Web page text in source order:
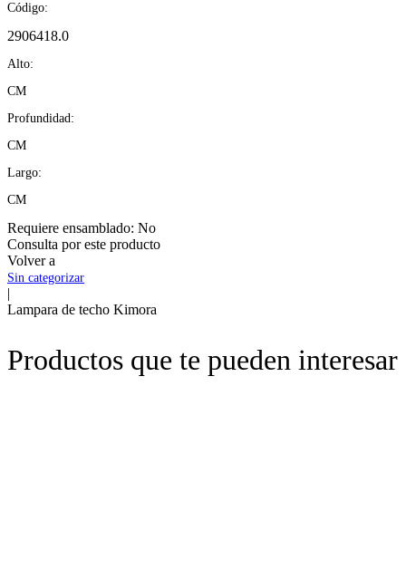
Código:
2906418.0
Alto:
CM
Profundidad:
CM
Largo:
CM
Requiere ensamblado: No
Consulta por este producto
Volver a
Sin categorizar
|
Lampara de techo Kimora
Productos que te pueden interesar